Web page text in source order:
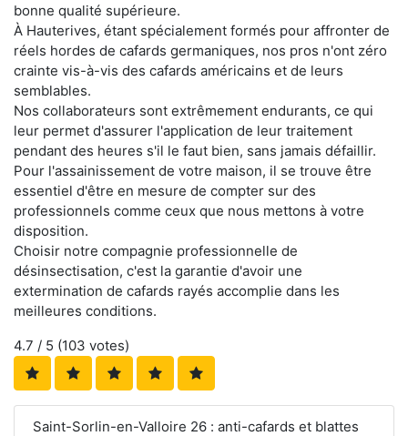
bonne qualité supérieure.
À Hauterives, étant spécialement formés pour affronter de
réels hordes de cafards germaniques, nos pros n'ont zéro
crainte vis-à-vis des cafards américains et de leurs
semblables.
Nos collaborateurs sont extrêmement endurants, ce qui
leur permet d'assurer l'application de leur traitement
pendant des heures s'il le faut bien, sans jamais défaillir.
Pour l'assainissement de votre maison, il se trouve être
essentiel d'être en mesure de compter sur des
professionnels comme ceux que nous mettons à votre
disposition.
Choisir notre compagnie professionnelle de
désinsectisation, c'est la garantie d'avoir une
extermination de cafards rayés accomplie dans les
meilleures conditions.
4.7 / 5 (103 votes)
Saint-Sorlin-en-Valloire 26 : anti-cafards et blattes